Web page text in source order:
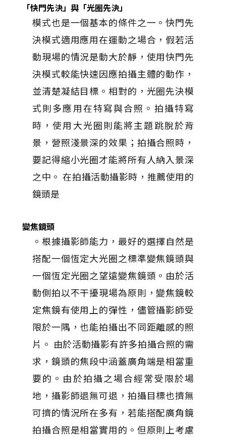
「快門先決」與「光圈先決」
模式也是一個基本的條件之一。快門先
決模式適用應用在運動之場合，假若活
動現場的情況是動大於靜，使用快門先
決模式較能快速因應拍攝主體的動作，
並清楚凝結目標。相對的，光圈先決模
式則多應用在特寫與合照。拍攝特寫
時，使用大光圈則能將主題跳脫於背
景，營照淺景深的效果；拍攝合照時，
要記得縮小光圈才能將所有人納入景深
之中。 在拍攝活動攝影時，推薦使用的
鏡頭是
變焦鏡頭
。根據攝影師能力，最好的選擇自然是
搭配一個恆定大光圈之標準變焦鏡頭與
一個恆定光圈之望遠變焦鏡頭。由於活
動側拍以不干擾現場為原則，變焦鏡較
定焦鏡有使用上的彈性，儘管攝影師受
限於一隅，也能拍攝出不同距離感的照
片。 由於活動攝影有許多拍攝合照的需
求，鏡頭的焦段中涵蓋廣角端是相當重
要的。由於拍攝之場合經常受限於場
地，攝影師退無可退，拍攝目標也擠無
可擠的情況所在多有，若能搭配廣角鏡
拍攝合照是相當實用的。但原則上考慮